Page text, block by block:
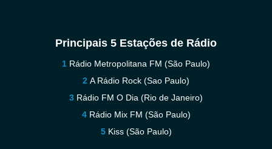
Principais 5 Estações de Rádio
Rádio Metropolitana FM (São Paulo)
A Rádio Rock (Sao Paulo)
Rádio FM O Dia (Rio de Janeiro)
Rádio Mix FM (São Paulo)
Kiss (São Paulo)